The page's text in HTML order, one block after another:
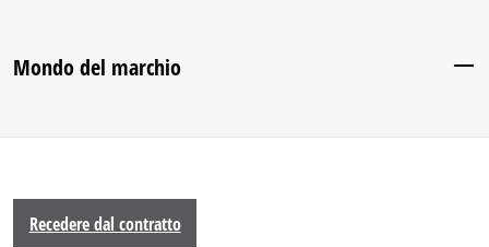
Mondo del marchio
Recedere dal contratto